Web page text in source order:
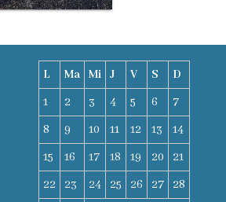
L Ma Mi J V S
D
1
2 3 4 5 6
7
8
9 10 11 12 13
14
15
16 17 18 19 20
21
22
23 24 25 26 27 28